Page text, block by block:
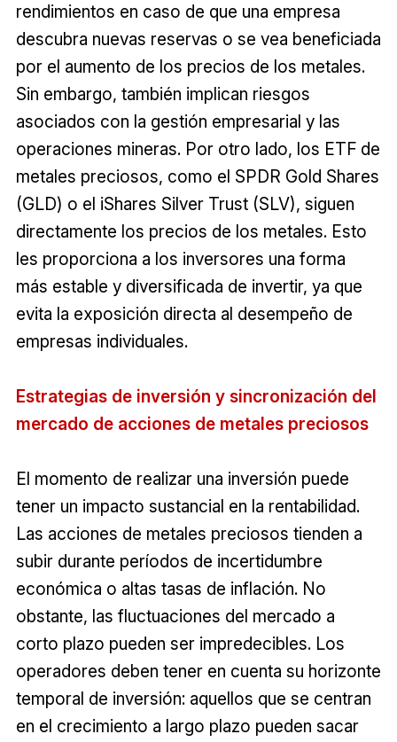
rendimientos en caso de que una empresa
descubra nuevas reservas o se vea beneficiada
por el aumento de los precios de los metales.
Sin embargo, también implican riesgos
asociados con la gestión empresarial y las
operaciones mineras. Por otro lado, los ETF de
metales preciosos, como el SPDR Gold Shares
(GLD) o el iShares Silver Trust (SLV), siguen
directamente los precios de los metales. Esto
les proporciona a los inversores una forma
más estable y diversificada de invertir, ya que
evita la exposición directa al desempeño de
empresas individuales.
Estrategias de inversión y sincronización del
mercado de acciones de metales preciosos
El momento de realizar una inversión puede
tener un impacto sustancial en la rentabilidad.
Las acciones de metales preciosos tienden a
subir durante períodos de incertidumbre
económica o altas tasas de inflación. No
obstante, las fluctuaciones del mercado a
corto plazo pueden ser impredecibles. Los
operadores deben tener en cuenta su horizonte
temporal de inversión: aquellos que se centran
en el crecimiento a largo plazo pueden sacar